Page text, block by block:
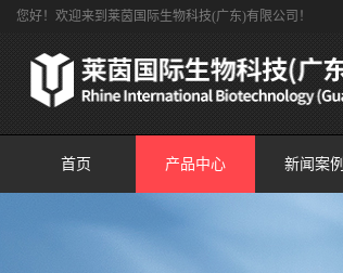
您好！欢迎来到莱茵国际生物科技(广东)有限公司！
首页 产品中心 新闻案例